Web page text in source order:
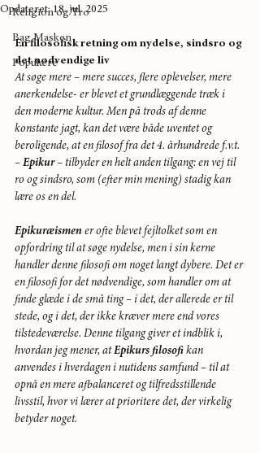
Religion og Tro
Bag Masken
Populære
Opdateret:18. jul. 2025
En filosofisk retning om nydelse, sindsro og
det nødvendige liv
At søge mere – mere succes, flere oplevelser, mere
anerkendelse- er blevet et grundlæggende træk i
den moderne kultur. Men på trods af denne
konstante jagt, kan det være både uventet og
beroligende, at en filosof fra det 4. århundrede f.v.t.
– Epikur – tilbyder en helt anden tilgang: en vej til
ro og sindsro, som (efter min mening) stadig kan
lære os en del.
Epikuræismen er ofte blevet fejltolket som en
opfordring til at søge nydelse, men i sin kerne
handler denne filosofi om noget langt dybere. Det er
en filosofi for det nødvendige, som handler om at
finde glæde i de små ting – i det, der allerede er til
stede, og i det, der ikke kræver mere end vores
tilstedeværelse. Denne tilgang giver et indblik i,
hvordan jeg mener, at Epikurs filosofi kan
anvendes i hverdagen i nutidens samfund – til at
opnå en mere afbalanceret og tilfredsstillende
livsstil, hvor vi lærer at prioritere det, der virkelig
betyder noget.